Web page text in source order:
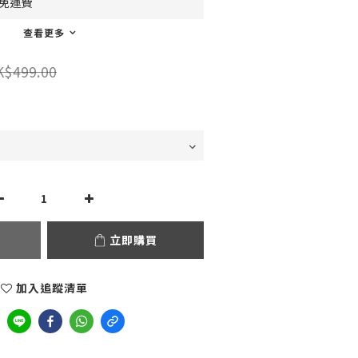
查看更多
立即購買
加入追蹤清單